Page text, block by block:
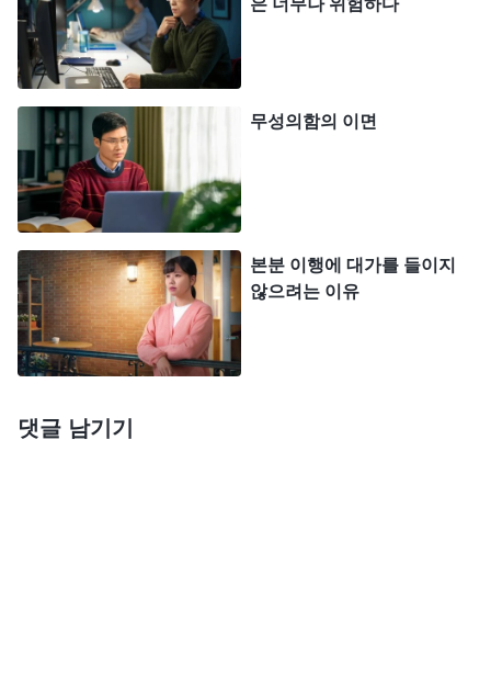
는다면, 그것은 문제가 되는 것이다. 하나님은 너의
본분 이행을 ‘믿을 수 없다’라는 말로 정의 내릴 것이
고, 너라는 사람의 인품이 부족하다고 말씀할 것이
다. 네게 일을 맡겼는데 너는 그런 태도로 임하고, 그
런 방식으로 처리한다면, 나중에 네게 또 본분을 맡
길 수 있겠느냐? 큰일을 맡길 수 있겠느냐? 어쩌면
네 태도에 따라 네게 본분을 맡길 수도 있다. 하지만
하나님은 항상 불안하고 만족감을 느끼지 못할 것이
다. 그러면 곤란하지 않겠느냐? 』 (＜그리스도의 좌담
기록ㆍ언제나 진리를 되새겨야 실행할 길이 생긴다＞ 중에
서)하나님 말씀의 폭로 앞에서 저는 자책을 느꼈습니
게 잔꾀를 부렸다는 것을 알게 됐지요. 처음 복음 전
은 너무나 위험하다
무성의함의 이면
본분 이행에 대가를 들이지
않으려는 이유
댓글 남기기